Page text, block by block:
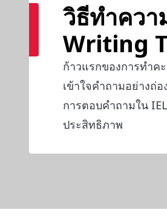
วิธีทำควา
Writing
ก้าวแรกของการทำค
เข้าใจคำถามอย่างถ่
การตอบคำถามใน
ประสิทธิภาพ